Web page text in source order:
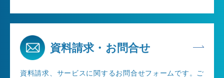
資料請求・お問合せ
資料請求、サービスに関するお問合せフォームです。ご